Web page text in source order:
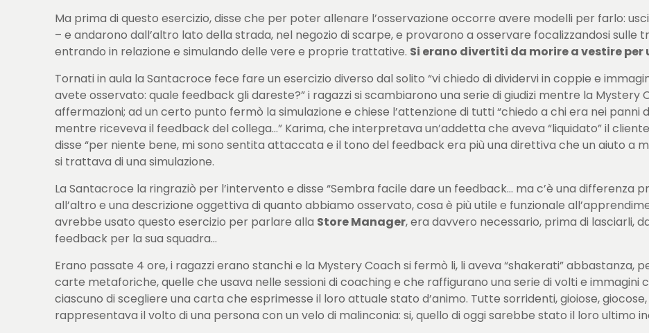
Ma prima di questo esercizio, disse che per poter allenare l’osservazione occorre avere modelli per farlo:
– e andarono dall’altro lato della strada, nel negozio di scarpe, e provarono a osservare focalizzandosi sulle
entrando in relazione e simulando delle vere e proprie trattative. Si erano divertiti da morire a vestire per
Tornati in aula la Santacroce fece fare un esercizio diverso dal solito “vi chiedo di dividervi in coppie e
avete osservato: quale feedback gli dareste?” i ragazzi si scambiarono una serie di giudizi mentre la
affermazioni; ad un certo punto fermò la simulazione e chiese l’attenzione di tutti “chiedo a chi era nei panni
mentre riceveva il feedback del collega…” Karima, che interpretava un’addetta che aveva “liquidato” il
disse “per niente bene, mi sono sentita attaccata e il tono del feedback era più una direttiva che un aiuto a
si trattava di una simulazione.
La Santacroce la ringraziò per l’intervento e disse “Sembra facile dare un feedback… ma c’è una differenza
all’altro e una descrizione oggettiva di quanto abbiamo osservato, cosa è più utile e funzionale
avrebbe usato questo esercizio per parlare alla Store Manager, era davvero necessario, prima di lasciarli,
feedback per la sua squadra…
Erano passate 4 ore, i ragazzi erano stanchi e la Mystery Coach si fermò li, li aveva “shakerati” abbastanza,
carte metaforiche, quelle che usava nelle sessioni di coaching e che raffigurano una serie di volti e immagini
ciascuno di scegliere una carta che esprimesse il loro attuale stato d’animo. Tutte sorridenti, gioiose,
rappresentava il volto di una persona con un velo di malinconia: si, quello di oggi sarebbe stato il loro ultimo